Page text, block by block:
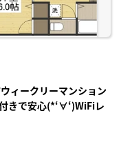
ィークリーマンション
きで安心(*‘∀‘)WiFiレ